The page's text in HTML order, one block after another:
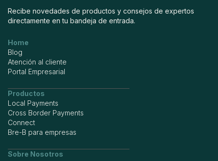
Recibe novedades de productos y consejos de expertos
directamente en tu bandeja de entrada.
Home
Blog
Atención al cliente
Portal Empresarial
Productos
Local Payments
Cross Border Payments
Connect
Bre-B para empresas
Sobre Nosotros